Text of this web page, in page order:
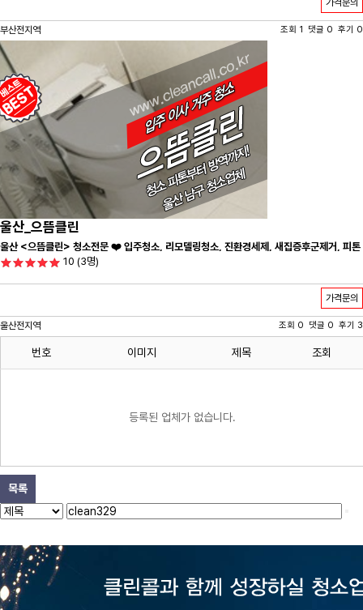
가격문의
부산전지역 조회 1 댓글 0 후기 0
울산_으뜸클린
울산 <으뜸클린> 청소전문 ❤️ 입주청소, 리모델링청소, 진환경세제, 새집증후군제거, 피톤
치드시공 전문 청소 업체 ❤️
10 (3명)
가격문의
울산전지역 조회 0 댓글 0 후기 3
번호 이미지 제목 조회
등록된 업체가 없습니다.
목록